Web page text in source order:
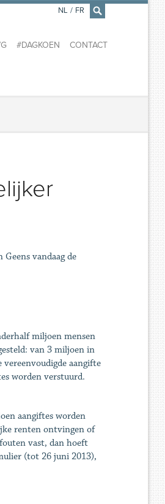
×
#DAGKOEN CONTACT
NL / FR
vandaag de
miljoen mensen
van 3 miljoen in
aangifte
worden verstuurd.
aangiftes worden
renten ontvingen of
vast, dan hoeft
(tot 26 juni 2013),